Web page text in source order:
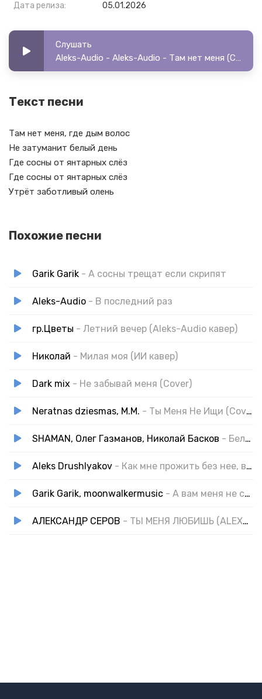
Дата релиза:
05.01.2026
Слушать
Aleks-Audio - Aleks-Audio - Там нет меня (Cover)
Текст песни
Там нет меня, где дым волос
Не затуманит белый день
Где сосны от янтарных слёз
Где сосны от янтарных слёз
Утрёт заботливый олень
Похожие песни
Garik Garik - А сосны трещат если скрипят
Aleks-Audio - В последний раз
гр.Цветы - Летний вечер (Aleks-Audio кавер)
Николай - Милая моя (ИИ кавер)
Dark mix - Не забывай меня (Cover)
Neratnas dziesmas, M.M. - Ты Меня Не Ищи (Cover)
SHAMAN, Олег Газманов, Николай Басков - Белый снег
Aleks Drushlyakov - Как мне прожить без нее, вы мне скажите
Garik Garik, moonwalkermusic - А вам меня не сломать (cover)
АЛЕКСАНДР СЕРОВ - ТЫ МЕНЯ ЛЮБИШЬ (ALEXNEST REWORKED) COVER